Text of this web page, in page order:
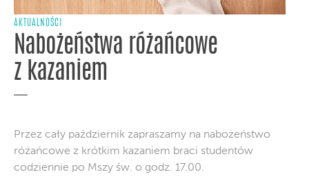
AKTUALNOŚCI
Nabożeństwa różańcowe
z kazaniem
Przez cały październik zapraszamy na nabożeństwo
różańcowe z krótkim kazaniem braci studentów
codziennie po Mszy św. o godz. 17.00.